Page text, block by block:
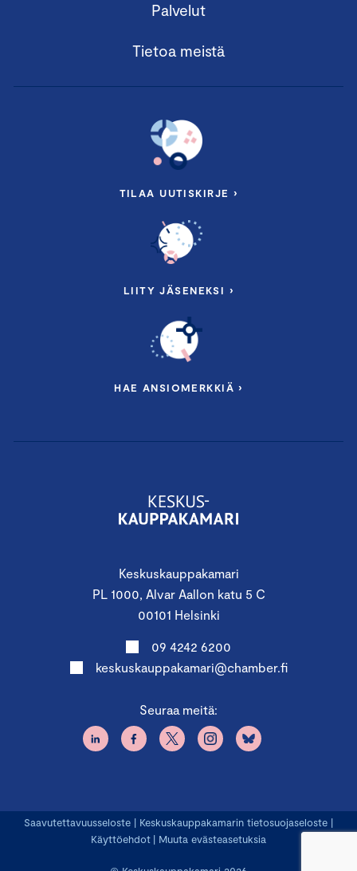
Keskuskauppakamari
PL 1000, Alvar Aallon katu 5 C
00101 Helsinki
09 4242 6200
keskuskauppakamari@chamber.fi
Seuraa meitä:
Palvelut
Tietoa meistä
TILAA UUTISKIRJE ›
LIITY JÄSENEKSI ›
HAE ANSIOMERKKIÄ ›
Saavutettavuusseloste | Keskuskauppakamarin tietosuojaseloste |
Käyttöehdot | Muuta evästeasetuksia